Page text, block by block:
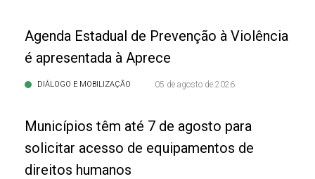
Agenda Estadual de Prevenção à Violência
é apresentada à Aprece
DIÁLOGO E MOBILIZAÇÃO 05 de agosto de 2026
Municípios têm até 7 de agosto para
solicitar acesso de equipamentos de
direitos humanos